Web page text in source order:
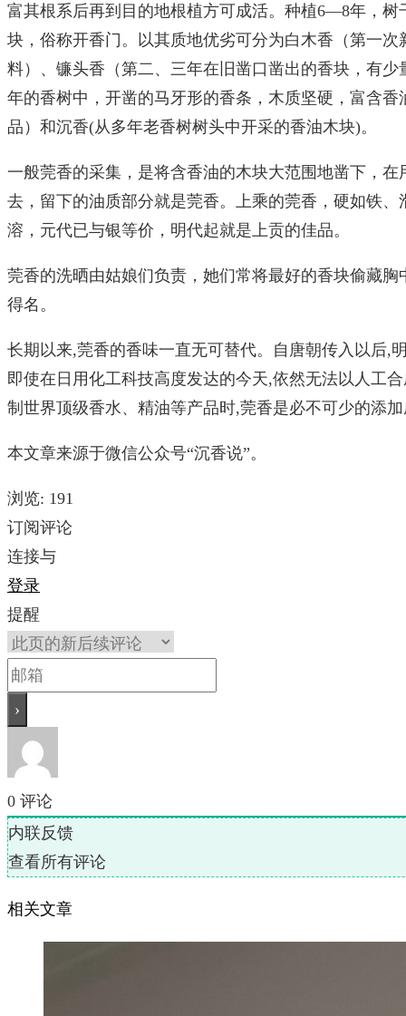
富其根系后再到目的地根植方可成活。种植6—8年，树
块，俗称开香门。以其质地优劣可分为白木香（第一
料）、镰头香（第二、三年在旧凿口凿出的香块，有
年的香树中，开凿的马牙形的香条，木质坚硬，富含香
品）和沉香(从多年老香树树头中开采的香油木块)。
一般莞香的采集，是将含香油的木块大范围地凿下，
去，留下的油质部分就是莞香。上乘的莞香，硬如铁
溶，元代已与银等价，明代起就是上贡的佳品。
莞香的洗晒由姑娘们负责，她们常将最好的香块偷藏
得名。
长期以来,莞香的香味一直无可替代。自唐朝传入以后,
即使在日用化工科技高度发达的今天,依然无法以人工
制世界顶级香水、精油等产品时,莞香是必不可少的添
本文章来源于微信公众号“沉香说”。
浏览: 191
订阅评论
连接与
登录
提醒
0 评论
内联反馈
查看所有评论
相关文章